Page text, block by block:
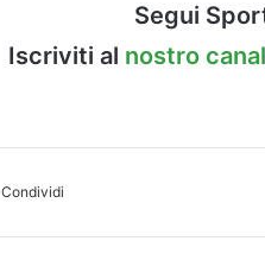
Segui
Iscriviti al nostro
Condividi